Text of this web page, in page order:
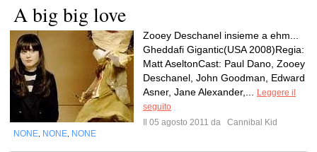
A big big love
Zooey Deschanel insieme a ehm...
Gheddafi Gigantic(USA 2008)Regia:
Matt AseltonCast: Paul Dano, Zooey
Deschanel, John Goodman, Edward
Asner, Jane Alexander,...
Leggere il
seguito
Il 05 agosto 2011 da
Cannibal Kid
NONE NONE NONE